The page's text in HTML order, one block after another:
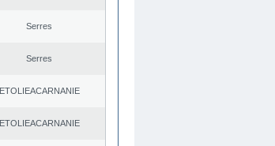
Serres
Serres
EΤOLIEACARNANIE
EΤOLIEACARNANIE